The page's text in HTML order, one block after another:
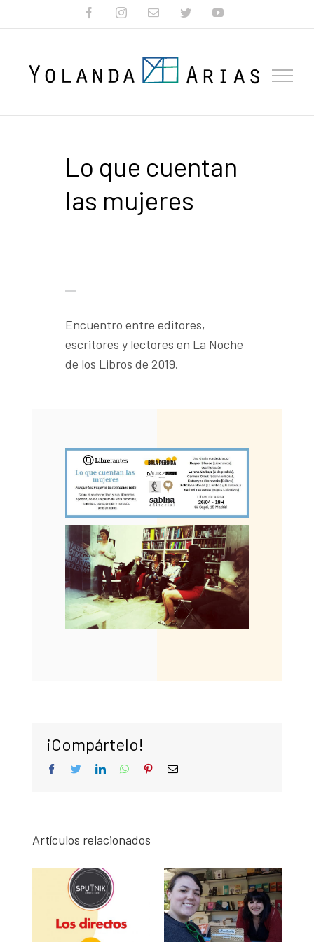
to
facebookinstagramCorreotwitter youtube
Lo que cuentan
las mujeres
Encuentro entre editores,
escritores y lectores en La Noche
de los Libros de 2019.
¡Compártelo!
facebook
twitterlinkedinwhatsapppinterestCorreo
Artículos relacionados